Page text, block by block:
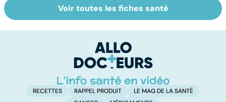
Stress, fatigue,
accident...
TMS, la douleur
du geste
Voir toutes les fiches santé
RECETTES RAPPEL PRODUIT
LE MAG DE LA SANTÉ